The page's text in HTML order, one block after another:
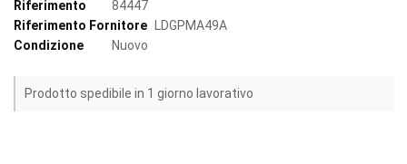
Riferimento
84447
Riferimento Fornitore
LDGPMA49A
Condizione
Nuovo
Prodotto spedibile in 1 giorno lavorativo